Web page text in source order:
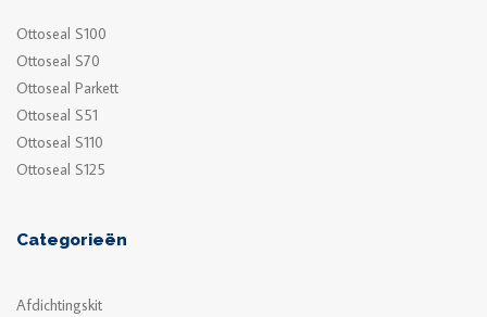
Ottoseal S100
Ottoseal S70
Ottoseal Parkett
Ottoseal S51
Ottoseal S110
Ottoseal S125
Categorieën
Afdichtingskit